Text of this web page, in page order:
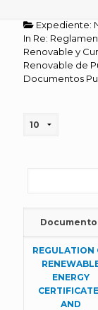
Expediente:
In Re:
Renovable y
Renovable de
Documentos
REGULATION
ENERGY
AND